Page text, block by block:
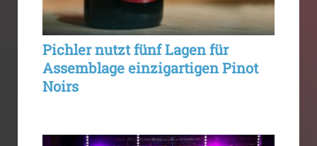
Pichler nutzt fünf Lagen für
Assemblage einzigartigen Pinot
Noirs